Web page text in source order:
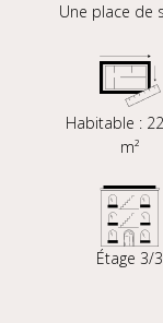
Une place de
Habitable :
m²
Étage 3/3